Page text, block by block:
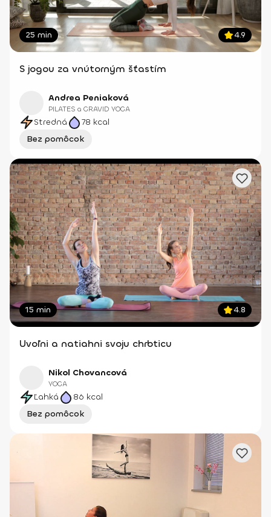
25 min 4.9
S jogou za vnútorným šťastím
Andrea Peniaková
PILATES a GRAVID YOGA
Stredná 78 kcal
Bez pomôcok
15 min 4.8
Uvoľni a natiahni svoju chrbticu
Nikol Chovancová
YOGA
Ľahká 86 kcal
Bez pomôcok